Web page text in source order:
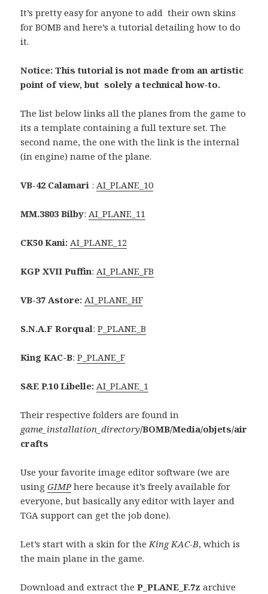
It’s pretty easy for anyone to add their own skins
for BOMB and here’s a tutorial detailing how to do
it.
Notice: This tutorial is not made from an artistic
point of view, but solely a technical how-to.
The list below links all the planes from the game to
its a template containing a full texture set. The
second name, the one with the link is the internal
(in engine) name of the plane.
VB-42 Calamari :AI_PLANE_10
MM.3803 Bilby:AI_PLANE_11
CK50 Kani:AI_PLANE_12
KGP XVII Puffin:AI_PLANE_FB
VB-37 Astore: AI_PLANE_HF
S.N.A.F Rorqual:P_PLANE_B
King KAC-B:P_PLANE_F
S&E P.10 Libelle:AI_PLANE_1
Their respective folders are found in
game_installation_directory/BOMB/Media/objets/air
crafts
Use your favorite image editor software (we are
usingGIMPhere because it’s freely available for
everyone, but basically any editor with layer and
TGA support can get the job done).
Let’s start with a skin for theKing KAC-B, which is
the main plane in the game.
Download and extract theP_PLANE_F.7z archive